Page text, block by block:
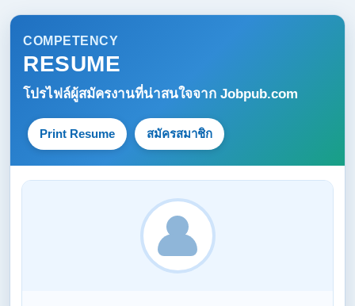
COMPETENCY
RESUME
โปรไฟล์ผู้สมัครงานที่น่าสนใจจาก Jobpub.com
Print Resume สมัครสมาชิก